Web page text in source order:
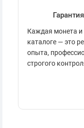
Каждая монета
каталоге — это
опыта,
строгого